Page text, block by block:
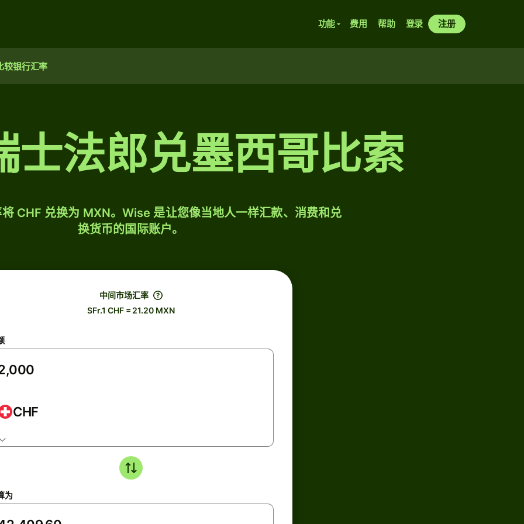
功能 费用 帮助 登录 注册
较银行汇率
士法郎兑墨西哥比索
CHF 兑换为 MXN。Wise 是让您像当地人一样汇款、消费和兑
换货币的国际账户。
中间市场汇率
SFr.1 CHF = 21.20 MXN
CHF
为